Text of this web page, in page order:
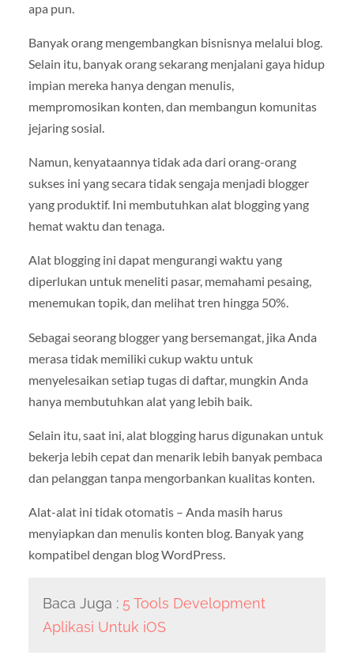
apa pun.
Banyak orang mengembangkan bisnisnya melalui blog.
Selain itu, banyak orang sekarang menjalani gaya hidup
impian mereka hanya dengan menulis,
mempromosikan konten, dan membangun komunitas
jejaring sosial.
Namun, kenyataannya tidak ada dari orang-orang
sukses ini yang secara tidak sengaja menjadi blogger
yang produktif. Ini membutuhkan alat blogging yang
hemat waktu dan tenaga.
Alat blogging ini dapat mengurangi waktu yang
diperlukan untuk meneliti pasar, memahami pesaing,
menemukan topik, dan melihat tren hingga 50%.
Sebagai seorang blogger yang bersemangat, jika Anda
merasa tidak memiliki cukup waktu untuk
menyelesaikan setiap tugas di daftar, mungkin Anda
hanya membutuhkan alat yang lebih baik.
Selain itu, saat ini, alat blogging harus digunakan untuk
bekerja lebih cepat dan menarik lebih banyak pembaca
dan pelanggan tanpa mengorbankan kualitas konten.
Alat-alat ini tidak otomatis – Anda masih harus
menyiapkan dan menulis konten blog. Banyak yang
kompatibel dengan blog WordPress.
Baca Juga : 5 Tools Development
Aplikasi Untuk iOS